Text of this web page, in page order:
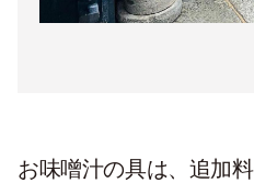
お味噌汁の具は、追加